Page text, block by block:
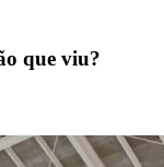
que viu?